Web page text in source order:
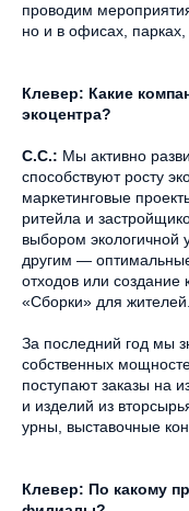
проводим
но и в офисах,
Клевер: Какие
экоцентра?
С.С.: Мы активно
способствуют росту
маркетинговые
ритейла и
выбором экологичной
другим —
отходов или
«Сборки» для жителей.
За последний год мы
собственных
поступают заказы на
и изделий из
урны, выставочные
Клевер: По какому